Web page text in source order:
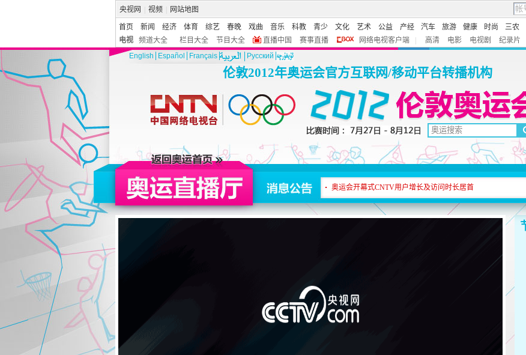
央视网 视频 网站地图
首页 新闻 经济 体育 综艺 春晚 戏曲 音乐 科教 青少 文化 艺术 公益 产经 汽车 旅游 健康 时尚 三农
电视
频道大全 栏目大全 节目大全 直播中国 赛事直播 网络电视客户端 高清 电影 电视剧 纪录片
English
Español Français Pусский
伦敦2012年奥运会官方互联网/移动平台转播机构
网民观赛热情高涨 CNTV访问时长领跑奥运网站
奥运会开幕式CNTV用户增长及访问时长居首
观赛提示：奥运分项赛事频道仅支持IE和Firefox浏览器播出。
网民观赛热情高涨 CNTV访问时长领跑奥运网站